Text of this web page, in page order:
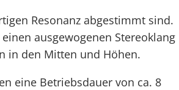
Resonanz abgestimmt sind.
ausgewogenen Stereoklang
in den Mitten und Höhen.
eine Betriebsdauer von ca. 8